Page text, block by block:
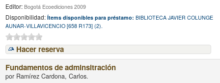
Editor: Bogotá Ecoediciones 2009
Disponibilidad:Ítems disponibles para préstamo:BIBLIOTECA JAVIER COLUNGE
AUNAR-VILLAVICENCIO [658 R173] (2).
Hacer reserva
Fundamentos de adminsitración
por Ramírez Cardona, Carlos.